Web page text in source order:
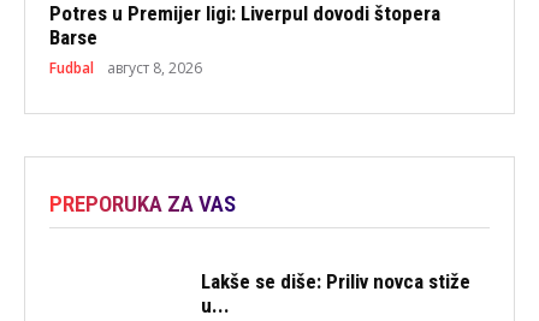
Potres u Premijer ligi: Liverpul dovodi štopera
Barse
Fudbal август 8, 2026
PREPORUKA ZA VAS
Lakše se diše: Priliv novca stiže
u...